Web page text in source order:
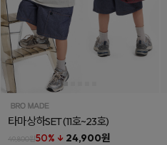
타마상하SET(11호~23호)
49,800원50% ↓ 24,900원